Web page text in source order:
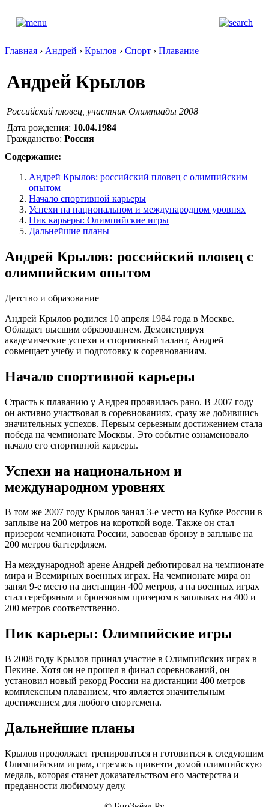
Главная › Андрей › Крылов › Спорт › Плавание
Андрей Крылов
Российский пловец, участник Олимпиады 2008
Дата рождения: 10.04.1984
Гражданство: Россия
Содержание:
Андрей Крылов: российский пловец с олимпийским
опытом
Начало спортивной карьеры
Успехи на национальном и международном уровнях
Пик карьеры: Олимпийские игры
Дальнейшие планы
Андрей Крылов: российский пловец с
олимпийским опытом
Детство и образование
Андрей Крылов родился 10 апреля 1984 года в Москве.
Обладает высшим образованием. Демонстрируя
академические успехи и спортивный талант, Андрей
совмещает учебу и подготовку к соревнованиям.
Начало спортивной карьеры
Страсть к плаванию у Андрея проявилась рано. В 2007 году
он активно участвовал в соревнованиях, сразу же добившись
значительных успехов. Первым серьезным достижением стала
победа на чемпионате Москвы. Это событие ознаменовало
начало его спортивной карьеры.
Успехи на национальном и
международном уровнях
В том же 2007 году Крылов занял 3-е место на Кубке России в
заплыве на 200 метров на короткой воде. Также он стал
призером чемпионата России, завоевав бронзу в заплыве на
200 метров баттерфляем.
На международной арене Андрей дебютировал на чемпионате
мира и Всемирных военных играх. На чемпионате мира он
занял 9-е место на дистанции 400 метров, а на военных играх
стал серебряным и бронзовым призером в заплывах на 400 и
200 метров соответственно.
Пик карьеры: Олимпийские игры
В 2008 году Крылов принял участие в Олимпийских играх в
Пекине. Хотя он не прошел в финал соревнований, он
установил новый рекорд России на дистанции 400 метров
комплексным плаванием, что является значительным
достижением для любого спортсмена.
Дальнейшие планы
Крылов продолжает тренироваться и готовиться к следующим
Олимпийским играм, стремясь привезти домой олимпийскую
медаль, которая станет доказательством его мастерства и
преданности любимому делу.